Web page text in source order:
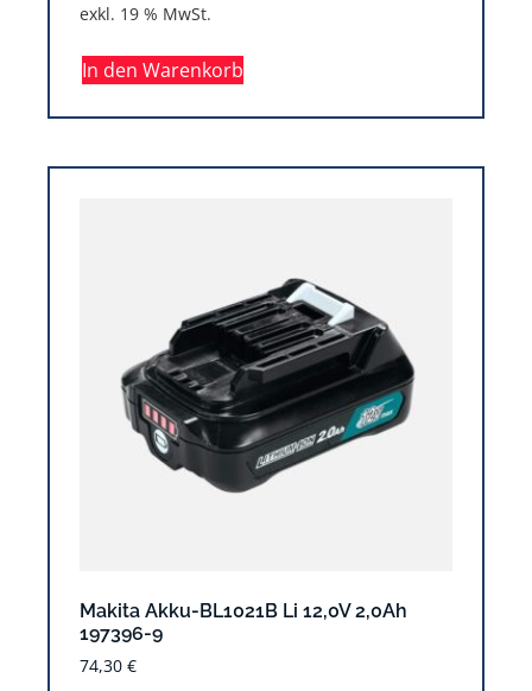
exkl. 19 % MwSt.
In den Warenkorb
Makita Akku-BL1021B Li 12,0V 2,0Ah
197396-9
74,30 €